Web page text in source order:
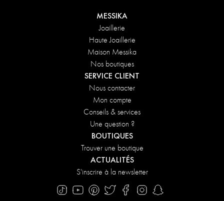
MESSIKA
Joaillerie
Haute Joaillerie
Maison Messika
Nos boutiques
SERVICE CLIENT
Nous contacter
Mon compte
Conseils & services
Une question ?
BOUTIQUES
Trouver une boutique
ACTUALITÉS
S'inscrire à la newsletter